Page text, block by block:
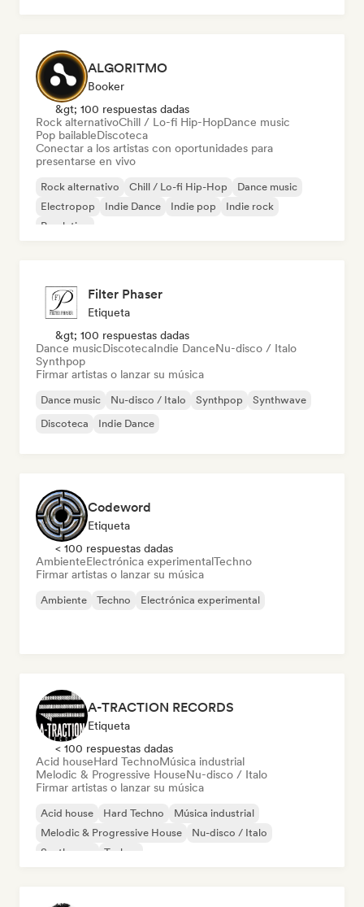
ALGORITMO
Booker
&gt; 100 respuestas dadas
Rock alternativoChill / Lo-fi Hip-HopDance music
Pop bailableDiscoteca
Conectar a los artistas con oportunidades para
presentarse en vivo
Rock alternativo Chill / Lo-fi Hip-Hop
Dance music
Electropop
Indie Dance Indie pop
Indie rock
Pop latino
Filter Phaser
Etiqueta
&gt; 100 respuestas dadas
Dance musicDiscotecaIndie DanceNu-disco / Italo
Synthpop
Firmar artistas o lanzar su música
Dance music Nu-disco / Italo Synthpop
Synthwave
Discoteca
Indie Dance
Codeword
Etiqueta
< 100 respuestas dadas
AmbienteElectrónica experimentalTechno
Firmar artistas o lanzar su música
Ambiente Techno Electrónica experimental
A-TRACTION RECORDS
Etiqueta
< 100 respuestas dadas
Acid houseHard TechnoMúsica industrial
Melodic & Progressive HouseNu-disco / Italo
Firmar artistas o lanzar su música
Acid house Hard Techno
Música industrial
Melodic & Progressive House
Nu-disco / Italo
Synthwave
Techno